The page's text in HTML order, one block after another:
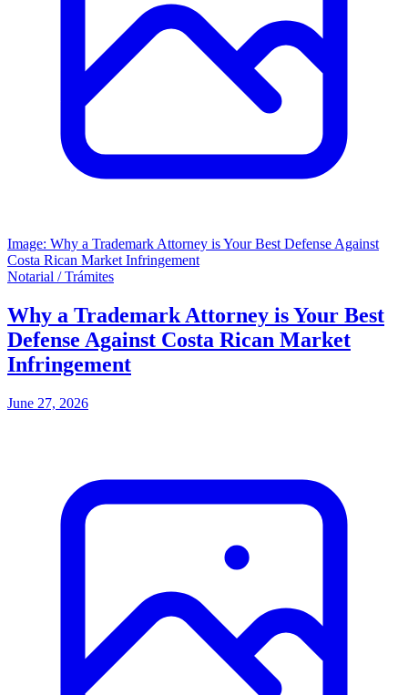
Image: Why a Trademark Attorney is Your Best Defense Against
Costa Rican Market Infringement
Notarial / Trámites
Why a Trademark Attorney is Your Best
Defense Against Costa Rican Market
Infringement
June 27, 2026